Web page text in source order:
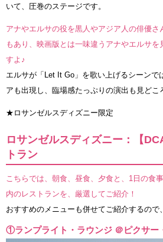
いて、圧巻のステージです。
アナやエルサの役を黒人やアジア人の俳優
もあり、映画版とは一味違うアナやエルサ
すよ♪
エルサが「Let It Go」を歌い上げるシーンで
アも出現し、臨場感たっぷりの演出も見どこ
★ロサンゼルスディズニー限定
ロサンゼルスディズニー：【
トラン
こちらでは、朝食、昼食、夕食と、1日の食
内のレストランを、厳選してご紹介！
おすすめのメニューも併せてご紹介するので
①ランプライト・ラウンジ ＠ピクサー